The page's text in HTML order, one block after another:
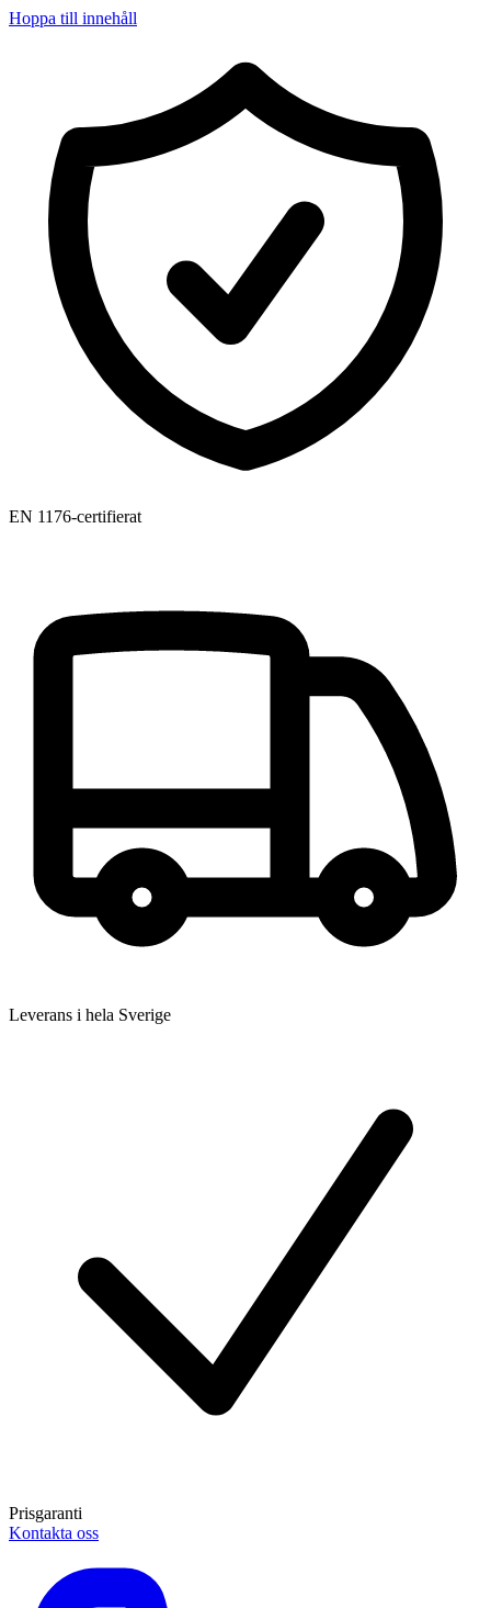
Hoppa till innehåll
EN 1176-certifierat
Leverans i hela Sverige
Prisgaranti
Kontakta oss